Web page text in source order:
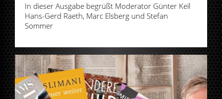
In dieser Ausgabe begrüßt Moderator Günter Keil
Hans-Gerd Raeth, Marc Elsberg und Stefan
Sommer